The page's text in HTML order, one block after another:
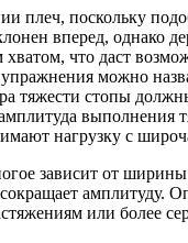
плеч, поскольку
вперед, однако
что даст
можно
тяжести стопы
выполнения
нагрузку с
зависит от
амплитуду.
или более